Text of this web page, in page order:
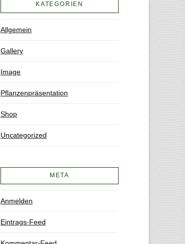
KATEGORIEN
Allgemein
Gallery
Image
Pflanzenpräsentation
Shop
Uncategorized
META
Anmelden
Eintrags-Feed